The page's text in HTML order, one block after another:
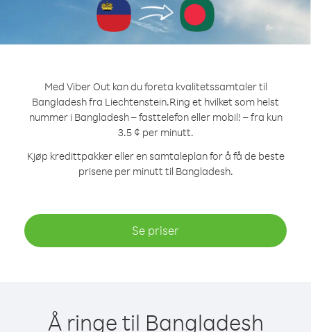
Med Viber Out kan du foreta kvalitetssamtaler til
Bangladesh fra Liechtenstein.Ring et hvilket som helst
nummer i Bangladesh – fasttelefon eller mobil! – fra kun
3.5 ¢ per minutt.
Kjøp kredittpakker eller en samtaleplan for å få de beste
prisene per minutt til Bangladesh.
Se priser
Å ringe til Bangladesh